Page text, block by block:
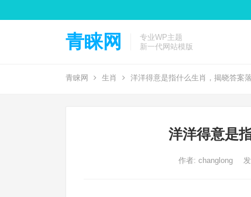
青睐网
专业WP主题
新一代网站模版
青睐网 生肖 洋洋得意是指什么生肖，揭晓答案
洋洋得意是
作者: changlong